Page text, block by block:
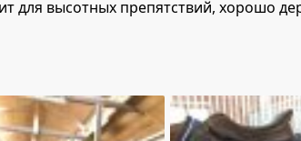
для высотных препятствий, хорошо